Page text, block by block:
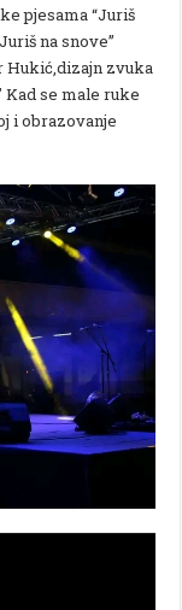
pjesama “Juriš
na snove”
Hukić,dizajn zvuka
Kad se male ruke
i obrazovanje